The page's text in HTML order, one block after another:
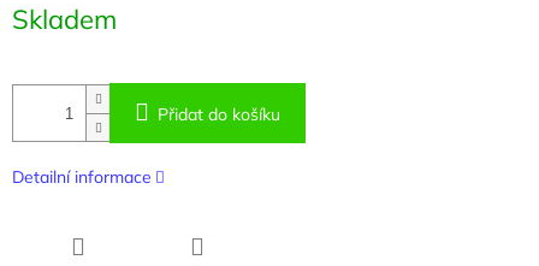
cena:
Skladem
Přidat do košíku
Detailní informace